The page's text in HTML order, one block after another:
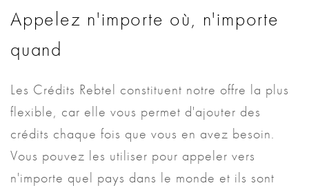
Appelez n'importe où, n'importe
quand
Les Crédits Rebtel constituent notre offre la plus
flexible, car elle vous permet d'ajouter des
crédits chaque fois que vous en avez besoin.
Vous pouvez les utiliser pour appeler vers
n'importe quel pays dans le monde et ils sont